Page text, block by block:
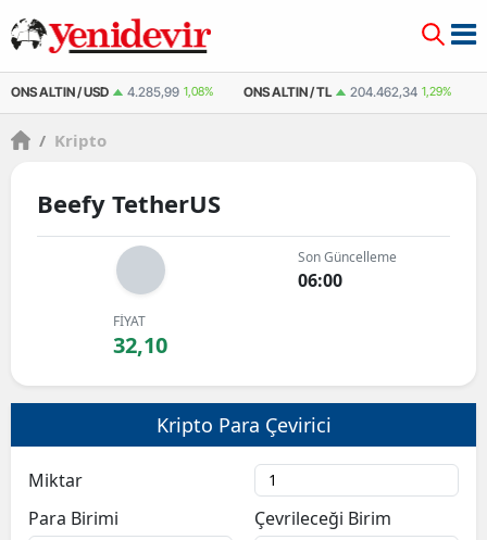
ONS ALTIN / USD 4.285,99 1,08% ONS ALTIN / TL 204.462,34 1,29%
/ Kripto
Beefy TetherUS
Son Güncelleme
06:00
FİYAT
32,10
Kripto Para Çevirici
Miktar
Para Birimi
Çevrileceği Birim